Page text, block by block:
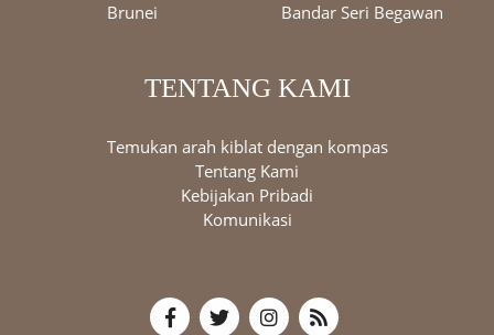
Brunei
Bandar Seri Begawan
TENTANG KAMI
Temukan arah kiblat dengan kompas
Tentang Kami
Kebijakan Pribadi
Komunikasi